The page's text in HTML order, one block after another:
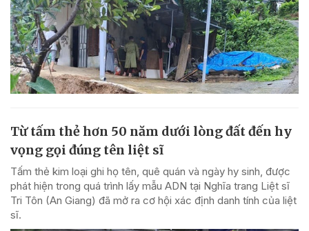
Từ tấm thẻ hơn 50 năm dưới lòng đất đến hy
vọng gọi đúng tên liệt sĩ
Tấm thẻ kim loại ghi họ tên, quê quán và ngày hy sinh, được
phát hiện trong quá trình lấy mẫu ADN tại Nghĩa trang Liệt sĩ
Tri Tôn (An Giang) đã mở ra cơ hội xác định danh tính của liệt
sĩ.